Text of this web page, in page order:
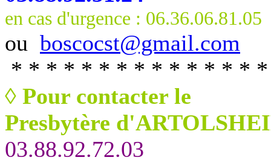
en cas d'urgence : 06.36.06.81.05
ou boscocst@gmail.com
* * * * * * * * * * * * * *
◊ Pour contacter le
Presbytère
03.88.92.72.03